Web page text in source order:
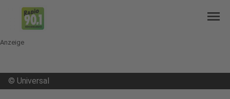
menu
Anzeige
© Universal